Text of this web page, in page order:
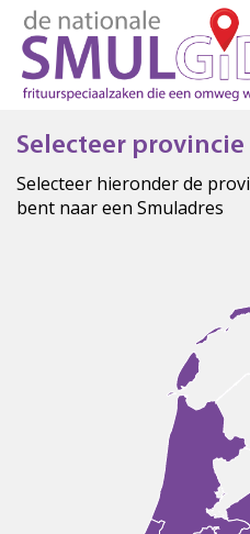
Selecteer provincie
Selecteer hieronder de
bent naar een Smuladres